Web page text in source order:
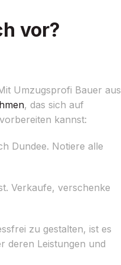
vor?
Umzugsprofi Bauer aus
, das sich auf
kannst:
Dundee. Notiere alle
Verkaufe, verschenke
zu gestalten, ist es
deren Leistungen und